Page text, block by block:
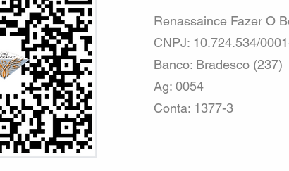
Renassaince Fazer O
CNPJ: 10.724.534/
Banco: Bradesco (237)
Ag: 0054
Conta: 1377-3